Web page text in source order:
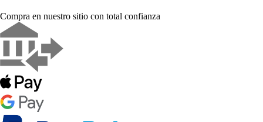
Compra en nuestro sitio con total confianza